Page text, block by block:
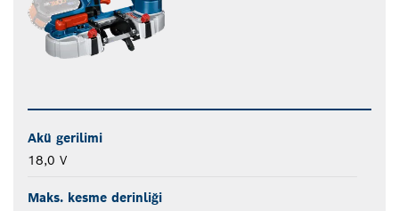
Akü gerilimi
18,0 V
Maks. kesme derinliği